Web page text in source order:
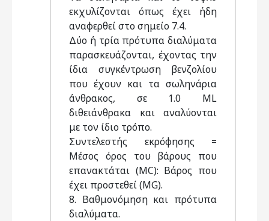
εκχυλίζονται όπως έχει ήδη
αναφερθεί στο σημείο 7.4.
Δύο ή τρία πρότυπα διαλύματα
παρασκευάζονται, έχοντας την
ίδια συγκέντρωση βενζολίου
που έχουν και τα σωληνάρια
άνθρακος, σε 1.0 ML
διθειάνθρακα και αναλύονται
με τον ίδιο τρόπο.
Συντελεστής εκρόφησης =
Μέσος όρος του βάρους που
επανακτάται (MC): Βάρος που
έχει προστεθεί (MG).
8. Βαθμονόμηση και πρότυπα
διαλύματα.